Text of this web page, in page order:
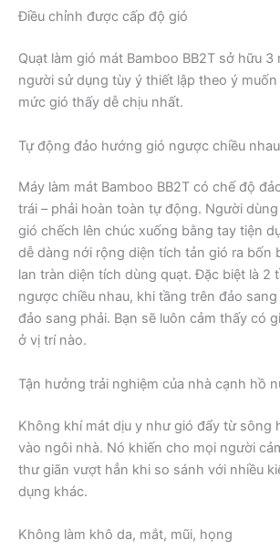
Điều chỉnh được cấp độ gió
Quạt làm gió mát Bamboo BB2T sở hữu 3
người sử dụng tùy ý thiết lập theo ý
mức gió thấy dễ chịu nhất.
Tự động đảo hướng gió ngược chiều
Máy làm mát Bamboo BB2T có chế độ
trái – phải hoàn toàn tự động. Người
gió chếch lên chúc xuống bằng tay tiện
dễ dàng nới rộng diện tích tản gió ra bốn
lan tràn diện tích dùng quạt. Đặc biệt là 2
ngược chiều nhau, khi tầng trên đảo
đảo sang phải. Bạn sẽ luôn cảm thấy có
ở vị trí nào.
Tận hưởng trải nghiệm của nhà cạnh hồ
Không khí mát dịu y như gió đẩy từ sông
vào ngôi nhà. Nó khiến cho mọi người
thư giãn vượt hẳn khi so sánh với nhiều
dụng khác.
Không làm khô da, mắt, mũi, họng